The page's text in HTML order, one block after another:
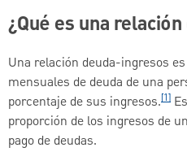
¿Qué es una
Una relación deuda-ingresos
mensuales de deuda de una
porcentaje de sus ingresos.[1]
proporción de los ingresos de
pago de deudas.